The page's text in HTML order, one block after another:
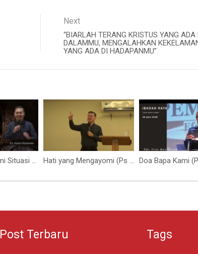
Next
“BIARLAH TERANG KRISTUS YANG ADA
DALAMMU, MENGALAHKAN
YANG ADA DI HADAPANMU”
Post Terbaru Tags